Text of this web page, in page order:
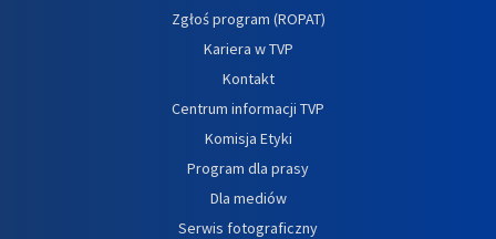
Zgłoś program (ROPAT)
Kariera w TVP
Kontakt
Centrum informacji TVP
Komisja Etyki
Program dla prasy
Dla mediów
Serwis fotograficzny